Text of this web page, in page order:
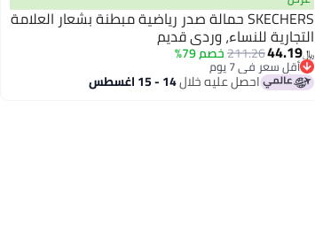
SKECHERS حمالة صدر رياضية مبطنة بشعار العلامة
التجارية للنساء، وردي قديم
﷼‏44.19
211.26خصم 79%
أقل سعر في 7 يوم
أقل سعر في 7 يوماحصل عليه خلال14 - 15 اغسطس